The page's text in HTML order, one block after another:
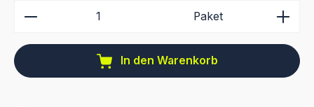
Produkt Anzahl: Gib den gewünschten Wert ein
Paket
In den Warenkorb